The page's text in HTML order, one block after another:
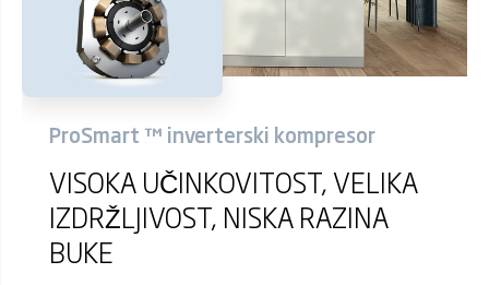
ProSmart ™ inverterski kompresor
VISOKA UČINKOVITOST, VELIKA
IZDRŽLJIVOST, NISKA RAZINA
BUKE